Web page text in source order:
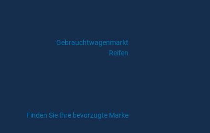
Gebrauchtwagenmarkt
Reifen
Finden Sie Ihre bevorzugte Marke